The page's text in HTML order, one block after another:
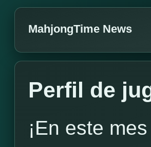
MahjongTime News
Perfil de
¡En este